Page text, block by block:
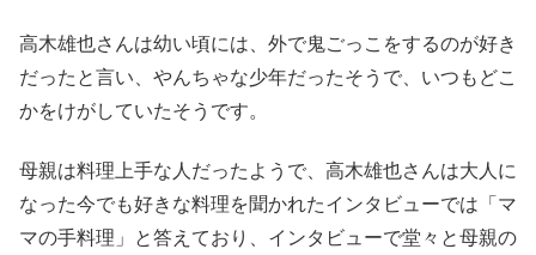
高木雄也さんは幼い頃には、外で鬼ごっこをするのが好き
だったと言い、やんちゃな少年だったそうで、いつもどこ
かをけがしていたそうです。
母親は料理上手な人だったようで、高木雄也さんは大人に
なった今でも好きな料理を聞かれたインタビューでは「マ
マの手料理」と答えており、インタビューで堂々と母親の